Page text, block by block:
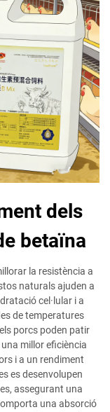
dels
betaïna
la resistència a
naturals ajuden a
cel·lular i a
de temperatures
porcs poden patir
millor eficiència
i a un rendiment
es desenvolupen
assegurant una
una absorció